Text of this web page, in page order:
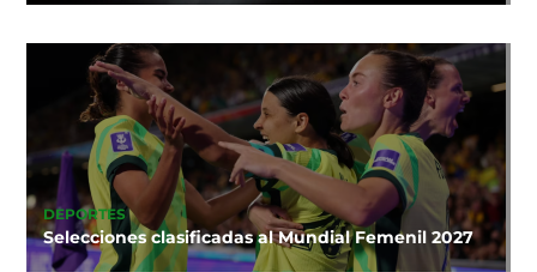
DEPORTES
Selecciones clasificadas al Mundial Femenil 2027